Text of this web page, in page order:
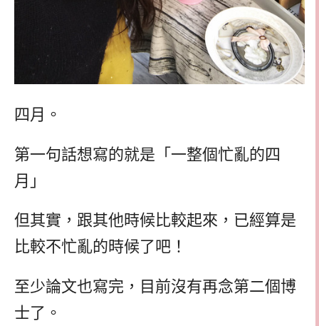
四月。
第一句話想寫的就是「一整個忙亂的四
月」
但其實，跟其他時候比較起來，已經算是
比較不忙亂的時候了吧！
至少論文也寫完，目前沒有再念第二個博
士了。